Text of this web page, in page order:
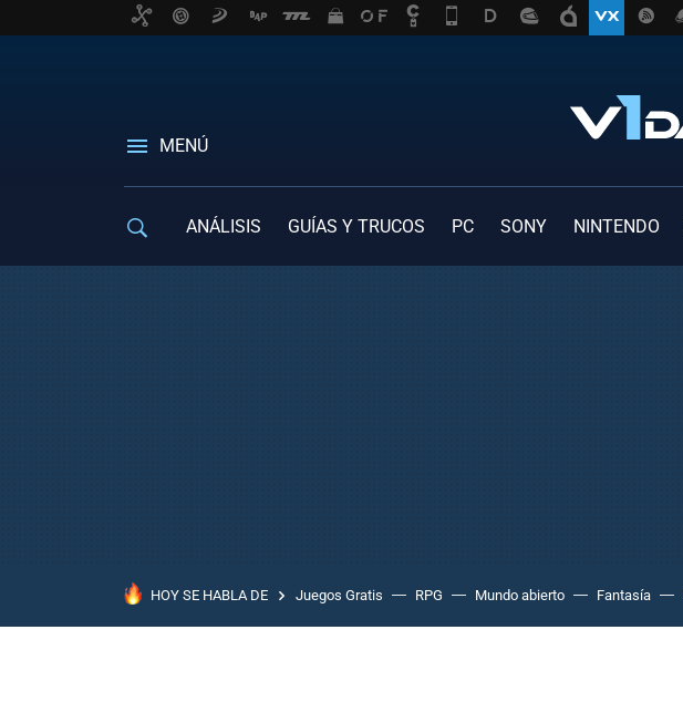
MENÚ
ANÁLISIS GUÍAS Y TRUCOS PC SONY NINTENDO
HOY SE HABLA DE Juegos Gratis RPG Mundo abierto Fantasía